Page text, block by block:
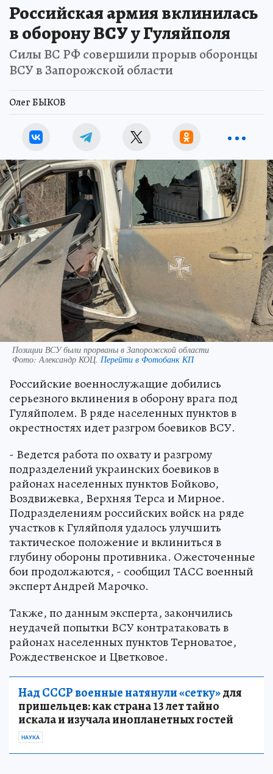
Российская армия вклинилась
в оборону ВСУ у Гуляйполя
Силы ВС РФ совершили прорыв оборонцы
ВСУ в Запорожской области
Олег БЫКОВ
Позиции ВСУ были прорваны в Запорожской области
Фото:Александр КОЦ. Перейти в Фотобанк КП
Российские военнослужащие добились
серьезного вклинения в оборону врага под
Гуляйполем. В ряде населенных пунктов в
окрестностях идет разгром боевиков ВСУ.
- Ведется работа по охвату и разгрому
подразделений украинских боевиков в
районах населенных пунктов Бойково,
Воздвижевка, Верхняя Терса и Мирное.
Подразделениям российских войск на ряде
участков к Гуляйполя удалось улучшить
тактическое положение и вклиниться в
глубину обороны противника. Ожесточенные
бои продолжаются, - сообщил ТАСС военный
эксперт Андрей Марочко.
Также, по данным эксперта, закончились
неудачей попытки ВСУ контратаковать в
районах населенных пунктов Терноватое,
Рождественское и Цветковое.
Над СССР военные натянули «сетку»для
пришельцев: как страна 13 лет тайно
искала и изучала инопланетных гостей
НАУКА